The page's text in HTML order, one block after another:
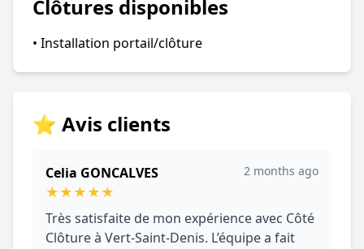
Clôtures disponibles
• Installation portail/clôture
⭐ Avis clients
Celia GONCALVES
★★★★★
2 months ago
Très satisfaite de mon expérience avec Côté
Clôture à Vert-Saint-Denis. L’équipe a fait